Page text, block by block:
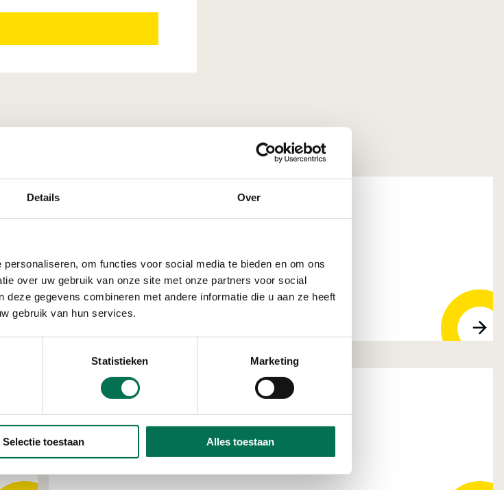
Details Over
om functies voor social media te bieden en om ons
over uw gebruik van onze site met onze partners voor social
gegevens combineren met andere informatie die u aan ze heeft
gebruik van hun services.
Statistieken Marketing
Selectie toestaan Alles toestaan
Buys Ballotstraat 15, 4207 HT Gorinchem
supermarkt Avantage